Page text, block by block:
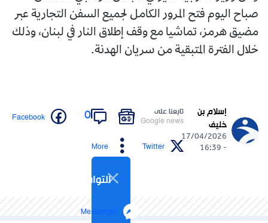
صباح اليوم فتح المرور الكامل لجميع السفن التجارية عبر
مضيق هرمز، تماشيا مع وقف إطلاق النار في لبنان، وذلك
خلال الفترة المتبقية من سريان الهدنة.
إسلام بن
خليف
17/04/2026
- 16:39
تابعنا على
Google news
0
Facebook
Twitter
More
التواصل الاجتماعي
Messenger